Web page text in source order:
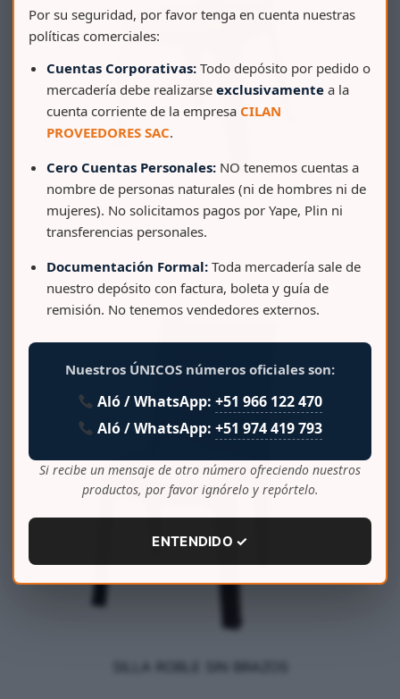
SILLA TAVARUA MODELO RATAN
Por su seguridad, por favor tenga en cuenta nuestras
políticas comerciales:
Cuentas Corporativas: Todo depósito por pedido o
mercadería debe realizarse exclusivamente a la
cuenta corriente de la empresa CILAN
PROVEEDORES SAC.
Cero Cuentas Personales: NO tenemos cuentas a
nombre de personas naturales (ni de hombres ni de
mujeres). No solicitamos pagos por Yape, Plin ni
transferencias personales.
Documentación Formal: Toda mercadería sale de
nuestro depósito con factura, boleta y guía de
remisión. No tenemos vendedores externos.
Nuestros ÚNICOS números oficiales son:
Aló / WhatsApp:+51 966 122 470
Aló / WhatsApp:+51 974 419 793
Si recibe un mensaje de otro número ofreciendo nuestros
productos, por favor ignórelo y repórtelo.
ENTENDIDO ✓